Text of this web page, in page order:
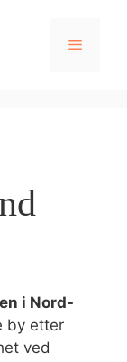
Meny
i Nord-
by etter
ved